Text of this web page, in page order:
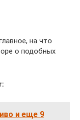
на что
о подобных
и еще 9